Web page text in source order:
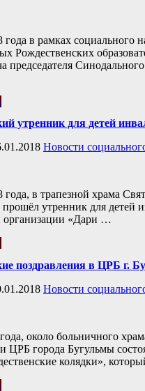
года в рамках социального
Рождественских
председателя
утренник для детей
Новости
года, в трапезной храма
утренник для детей
организации «Дари …
поздравления в ЦРБ г.
Новости
около больничного
ЦРБ города Бугульмы
колядки»,